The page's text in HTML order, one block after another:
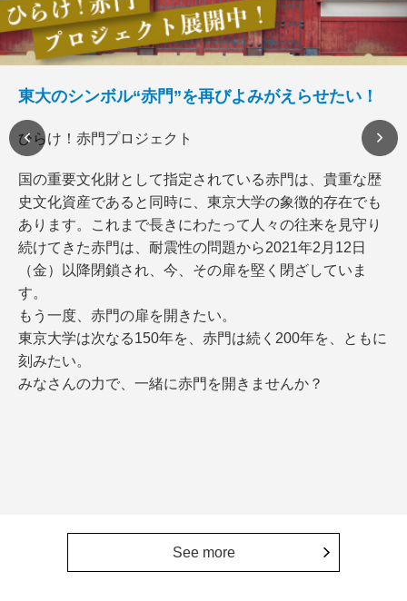
東大のシンボル“赤門”を再びよみがえらせたい！
ひらけ！赤門プロジェクト
国の重要文化財として指定されている赤門は、貴重な歴
史文化資産であると同時に、東京大学の象徴的存在でも
あります。これまで長きにわたって人々の往来を見守り
続けてきた赤門は、耐震性の問題から2021年2月12日
（金）以降閉鎖され、今、その扉を堅く閉ざしていま
す。
もう一度、赤門の扉を開きたい。
東京大学は次なる150年を、赤門は続く200年を、ともに
刻みたい。
みなさんの力で、一緒に赤門を開きませんか？
See more